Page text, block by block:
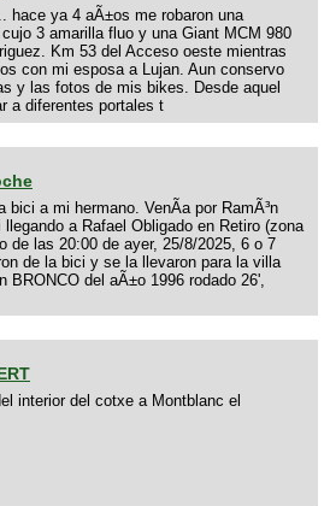
hace ya 4 aÃ±os me robaron una
3 amarilla fluo y una Giant MCM 980
Km 53 del Acceso oeste mientras
con mi esposa a Lujan. Aun conservo
y las fotos de mis bikes. Desde aquel
a diferentes portales t
bici a mi hermano. VenÃ­a por RamÃ³n
a Rafael Obligado en Retiro (zona
de las 20:00 de ayer, 25/8/2025, 6 o 7
de la bici y se la llevaron para la villa
BRONCO del aÃ±o 1996 rodado 26',
interior del cotxe a Montblanc el